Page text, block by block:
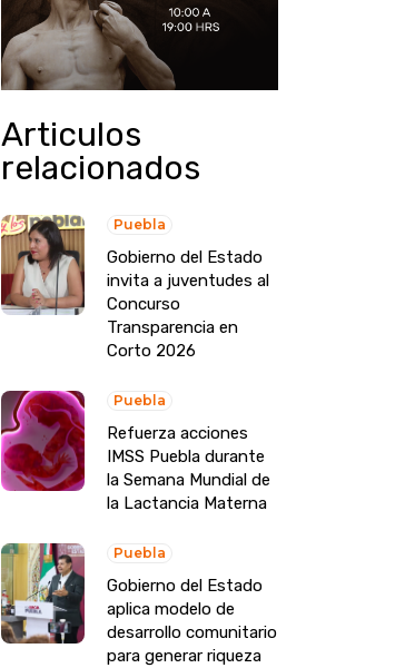
Articulos
relacionados
Puebla
Gobierno del Estado
invita a juventudes al
Concurso
Transparencia en
Corto 2026
Puebla
Refuerza acciones
IMSS Puebla durante
la Semana Mundial de
la Lactancia Materna
Puebla
Gobierno del Estado
aplica modelo de
desarrollo comunitario
para generar riqueza